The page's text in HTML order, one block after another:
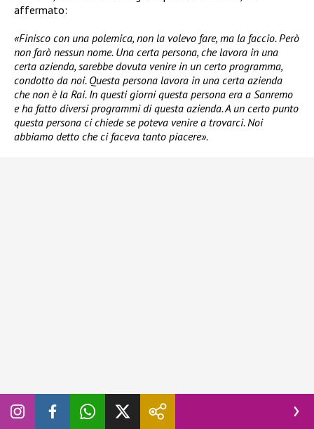
affermato:
«Finisco con una polemica, non la volevo fare, ma la faccio. Però
non farò nessun nome. Una certa persona, che lavora in una
certa azienda, sarebbe dovuta venire in un certo programma,
condotto da noi. Questa persona lavora in una certa azienda
che non è la Rai. In questi giorni questa persona era a Sanremo
e ha fatto diversi programmi di questa azienda. A un certo punto
questa persona ci chiede se poteva venire a trovarci. Noi
abbiamo detto che ci faceva tanto piacere».